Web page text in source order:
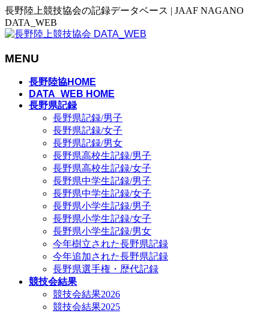
長野陸上競技協会の記録データベース | JAAF NAGANO
DATA_WEB
MENU
長野陸協HOME
DATA_WEB HOME
長野県記録
長野県記録/男子
長野県記録/女子
長野県記録/男女
長野県高校生記録/男子
長野県高校生記録/女子
長野県中学生記録/男子
長野県中学生記録/女子
長野県小学生記録/男子
長野県小学生記録/女子
長野県小学生記録/男女
今年樹立された長野県記録
今年追加された長野県記録
長野県選手権・歴代記録
競技会結果
競技会結果2026
競技会結果2025